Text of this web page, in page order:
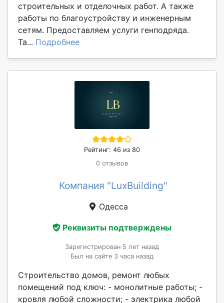
строительных и отделочных работ. А также
работы по благоустройству и инженерным
сетям. Предоставляем услуги генподряда.
Та... Подробнее
Рейтинг: 46 из 80
0 отзывов
Компания "LuxBuilding"
Одесса
Реквизиты подтверждены
Зарегистрирован 5 лет назад
Был на сайте 3 часа назад
Строительство домов, ремонт любых
помещений под ключ: - монолитные работы; -
кровля любой сложности; - электрика любой